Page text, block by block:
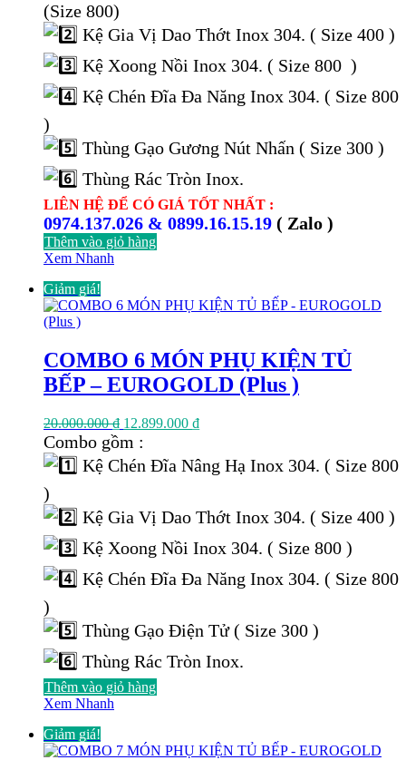
(Size 800)
Kệ Gia Vị Dao Thớt Inox 304. ( Size 400 )
Kệ Xoong Nồi Inox 304. ( Size 800 )
Kệ Chén Đĩa Đa Năng Inox 304. ( Size 800
)
Thùng Gạo Gương Nút Nhấn ( Size 300 )
Thùng Rác Tròn Inox.
LIÊN HỆ ĐỂ CÓ GIÁ TỐT NHẤT :
0974.137.026 & 0899.16.15.19 ( Zalo )
Thêm vào giỏ hàng
Xem Nhanh
Giảm giá!
COMBO 6 MÓN PHỤ KIỆN TỦ
BẾP – EUROGOLD (Plus )
20.000.000₫ Giá
gốc
20.000.000 ₫.
12.899.000 ₫Giá
là:
Combo gồm :
Kệ Chén Đĩa Nâng Hạ Inox 304. ( Size 800
)
Kệ Gia Vị Dao Thớt Inox 304. ( Size 400 )
Kệ Xoong Nồi Inox 304. ( Size 800 )
Kệ Chén Đĩa Đa Năng Inox 304. ( Size 800
)
Thùng Gạo Điện Tử ( Size 300 )
Thùng Rác Tròn Inox.
Thêm vào giỏ hàng
Xem Nhanh
Giảm giá!